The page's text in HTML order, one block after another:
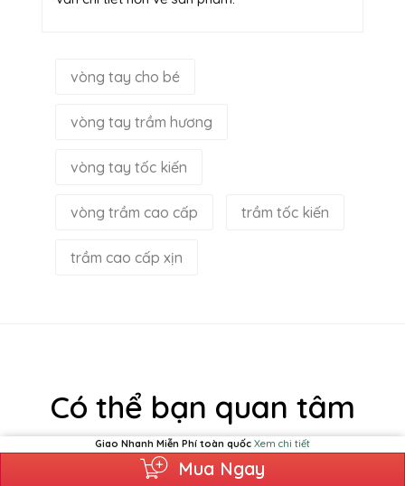
vòng tay cho bé
vòng tay trầm hương
vòng tay tốc kiến
vòng trầm cao cấp trầm tốc kiến
trầm cao cấp xịn
Có thể bạn quan tâm
Giao Nhanh Miễn Phí toàn quốc Xem chi tiết
Mua Ngay